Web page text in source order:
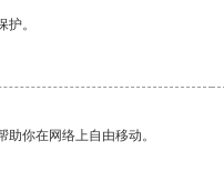
。
你在网络上自由移动。